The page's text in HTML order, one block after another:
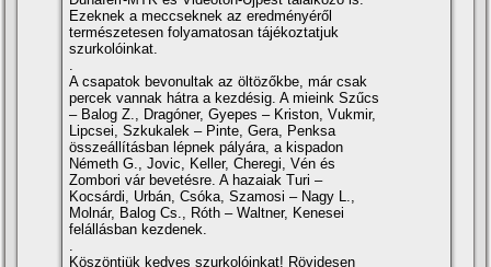
Ezeknek a meccseknek az eredményéről
természetesen folyamatosan tájékoztatjuk
szurkolóinkat.
.
A csapatok bevonultak az öltözőkbe, már csak
percek vannak hátra a kezdésig. A mieink Szűcs
– Balog Z., Dragóner, Gyepes – Kriston, Vukmir,
Lipcsei, Szkukalek – Pinte, Gera, Penksa
összeállí­tásban lépnek pályára, a kispadon
Németh G., Jovic, Keller, Cheregi, Vén és
Zombori vár bevetésre. A hazaiak Turi –
Kocsárdi, Urbán, Csóka, Szamosi – Nagy L.,
Molnár, Balog Cs., Róth – Waltner, Kenesei
felállásban kezdenek.
.
Köszöntjük kedves szurkolóinkat! Rövidesen